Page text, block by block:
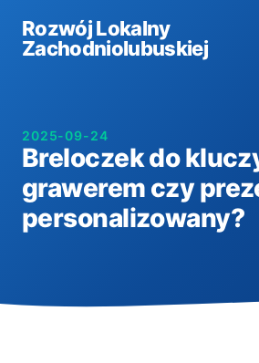
Rozwój Lokalny
Zachodniolubuskiej
2025-09-24
Breloczek do
grawerem czy
personalizowany?